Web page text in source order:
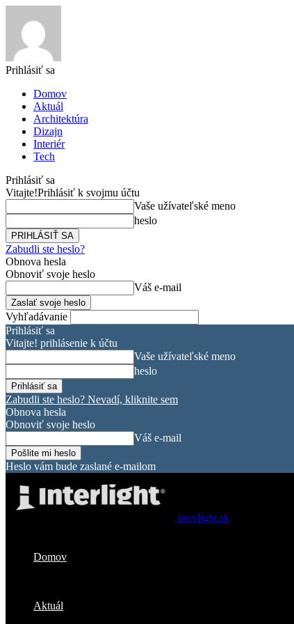
Prihlásiť sa
Domov
Aktuál
Architektúra
Dizajn
Interiér
Tech
Prihlásiť sa
Vitajte!Prihlásiť k svojmu účtu
Vaše užívateľské meno
heslo
Zabudli ste heslo?
Obnova hesla
Obnoviť svoje heslo
Váš e-mail
Vyhľadávanie
Prihlásiť sa
Vitajte! prihlásenie k účtu
Vaše užívateľské meno
heslo
Zabudli ste heslo? Nevadí, kliknite sem
Obnova hesla
Obnoviť svoje heslo
Váš e-mail
Heslo vám bude zaslané e-mailom
interlight.sk
Domov
Aktuál